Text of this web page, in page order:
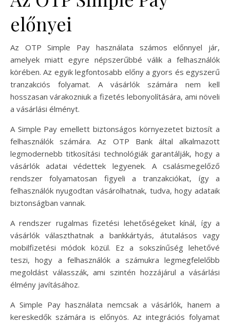
előnyei
Az OTP Simple Pay használata számos előnnyel jár,
amelyek miatt egyre népszerűbbé válik a felhasználók
körében. Az egyik legfontosabb előny a gyors és egyszerű
tranzakciós folyamat. A vásárlók számára nem kell
hosszasan várakozniuk a fizetés lebonyolítására, ami növeli
a vásárlási élményt.
A Simple Pay emellett biztonságos környezetet biztosít a
felhasználók számára. Az OTP Bank által alkalmazott
legmodernebb titkosítási technológiák garantálják, hogy a
vásárlók adatai védettek legyenek. A csalásmegelőző
rendszer folyamatosan figyeli a tranzakciókat, így a
felhasználók nyugodtan vásárolhatnak, tudva, hogy adataik
biztonságban vannak.
A rendszer rugalmas fizetési lehetőségeket kínál, így a
vásárlók választhatnak a bankkártyás, átutalásos vagy
mobilfizetési módok közül. Ez a sokszínűség lehetővé
teszi, hogy a felhasználók a számukra legmegfelelőbb
megoldást válasszák, ami szintén hozzájárul a vásárlási
élmény javításához.
A Simple Pay használata nemcsak a vásárlók, hanem a
kereskedők számára is előnyös. Az integrációs folyamat